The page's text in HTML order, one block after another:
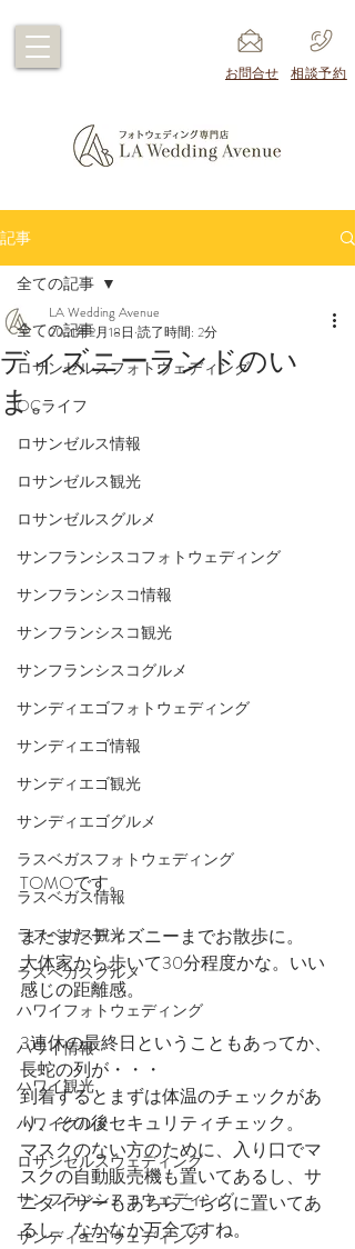
​お問合せ ​相談予約
記事
全ての記事
ロサンゼルスフォトウェディング
OCライフ
ロサンゼルス情報
ロサンゼルス観光
ロサンゼルスグルメ
サンフランシスコフォトウェディング
サンフランシスコ情報
サンフランシスコ観光
サンフランシスコグルメ
サンディエゴフォトウェディング
サンディエゴ情報
サンディエゴ観光
サンディエゴグルメ
ラスベガスフォトウェディング
ラスベガス情報
ラスベガス観光
ラスベガスグルメ
ハワイフォトウェディング
ハワイ情報
ハワイ観光
ハワイグルメ
ロサンゼルスウェディング
サンフランシスコウェディング
サンディエゴウェディング
全ての記事
ディズニーランドのい
ま。
LA Wedding Avenue
2021年2月18日 読了時間: 2分
TOMOです。
またまたディズニーまでお散歩に。
大体家から歩いて30分程度かな。いい
感じの距離感。
3連休の最終日ということもあってか、
長蛇の列が・・・
到着するとまずは体温のチェックがあ
り、その後セキュリティチェック。
マスクのない方のために、入り口でマ
スクの自動販売機も置いてあるし、サ
ニタイザーもあちらこちらに置いてあ
るし、なかなか万全ですね。